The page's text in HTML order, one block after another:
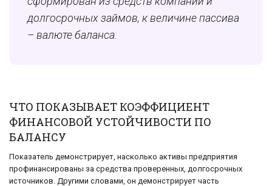
долгосрочных займов, к величине пассива
– валюте баланса.
ЧТО ПОКАЗЫВАЕТ КОЭФФИЦИЕНТ
ФИНАНСОВОЙ УСТОЙЧИВОСТИ ПО
БАЛАНСУ
Показатель демонстрирует, насколько активы предприятия
профинансированы за средства проверенных, долгосрочных
источников. Другими словами, он демонстрирует часть